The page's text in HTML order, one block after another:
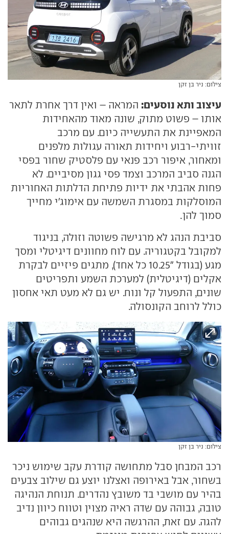
צילום: ניר בן זקן
עיצוב ותא נוסעים: המראה – ואין דרך אחרת לתאר
אותו – פשוט מתוק, שונה מאוד מהאחידות
המאפיינת את התעשייה כיום. עם מרכב
זוויתי-רבוע ויחידות תאורה עגולות מלפנים
ומאחור, איפור רכב פנאי עם פלסטיק שחור בפסי
הגנה סביב המרכב וצמד פסי גגון מסיביים. לא
פחות אהבתי את ידיות פתיחת הדלתות האחוריות
המוסלקות במסגרת השמשה עם אימוג'י מחייך
סמוך להן.
סביבת הנהג לא מרגישה פשוטה וזולה, בניגוד
למקובל בקטגוריה. עם לוח מחוונים דיגיטלי ומסך
מגע (בגודל "10.25 כל אחד), מתגים פיזיים לבקרת
אקלים (דיגיטלית) למערכת השמע ותפריטים
שונים, התפעול קל ונוח. יש גם לא מעט תאי אחסון
כולל לרוחב הקונסולה.
צילום: ניר בן זקן
רכב המבחן סבל מתחושה קודרת עקב שימוש ניכר
בשחור, אבל באירופה ואצלנו יוצע גם שילוב צבעים
בהיר עם מושבי בד משובץ נהדרים. תנוחת הנהיגה
טובה, גבוהה עם שדה ראיה מצוין וטווח כיוון נדיב
להגה. עם זאת, ההרגשה היא שנהגים גבוהים